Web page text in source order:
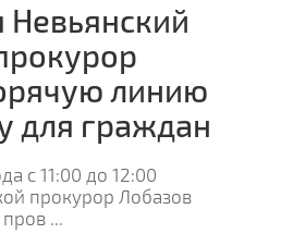
Невьянский
линию
для граждан
с 11:00 до 12:00
прокурор Лобазов
пров ...